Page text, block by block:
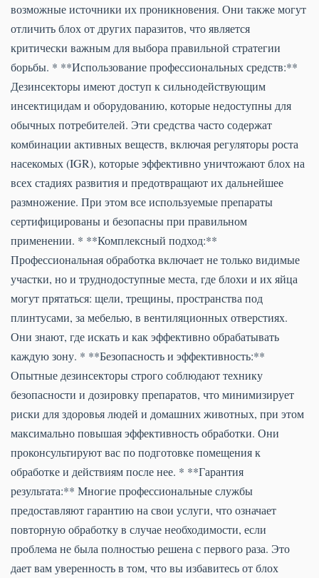
возможные источники их проникновения. Они также могут
отличить блох от других паразитов, что является
критически важным для выбора правильной стратегии
борьбы. * **Использование профессиональных средств:**
Дезинсекторы имеют доступ к сильнодействующим
инсектицидам и оборудованию, которые недоступны для
обычных потребителей. Эти средства часто содержат
комбинации активных веществ, включая регуляторы роста
насекомых (IGR), которые эффективно уничтожают блох на
всех стадиях развития и предотвращают их дальнейшее
размножение. При этом все используемые препараты
сертифицированы и безопасны при правильном
применении. * **Комплексный подход:**
Профессиональная обработка включает не только видимые
участки, но и труднодоступные места, где блохи и их яйца
могут прятаться: щели, трещины, пространства под
плинтусами, за мебелью, в вентиляционных отверстиях.
Они знают, где искать и как эффективно обрабатывать
каждую зону. * **Безопасность и эффективность:**
Опытные дезинсекторы строго соблюдают технику
безопасности и дозировку препаратов, что минимизирует
риски для здоровья людей и домашних животных, при этом
максимально повышая эффективность обработки. Они
проконсультируют вас по подготовке помещения к
обработке и действиям после нее. * **Гарантия
результата:** Многие профессиональные службы
предоставляют гарантию на свои услуги, что означает
повторную обработку в случае необходимости, если
проблема не была полностью решена с первого раза. Это
дает вам уверенность в том, что вы избавитесь от блох